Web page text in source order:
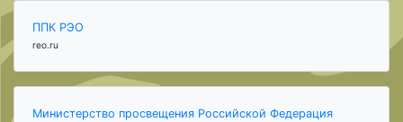
ППК РЭО
reo.ru
Министерство просвещения Российской Федерация